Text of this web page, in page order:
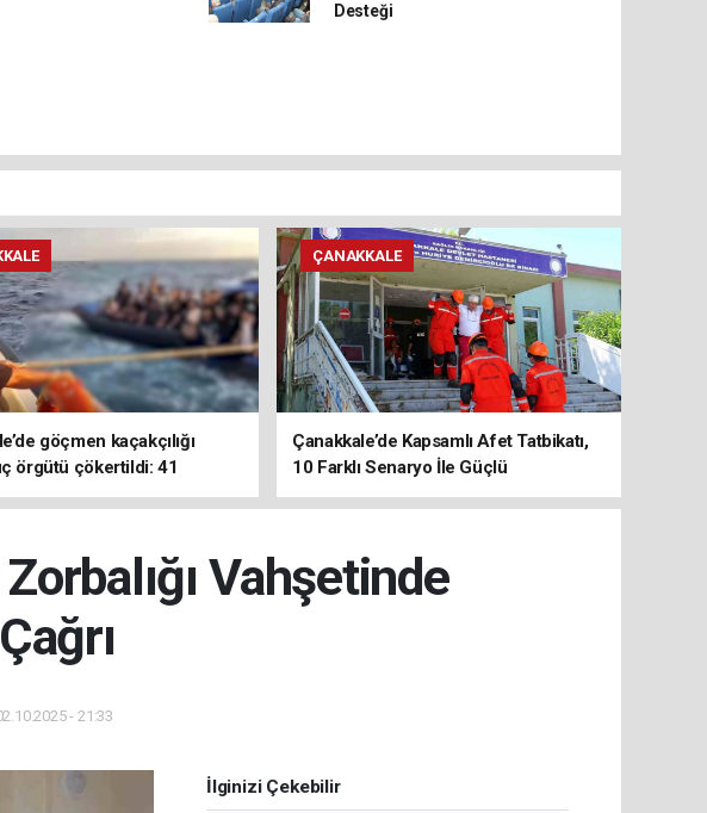
Desteği
göçmen kaçakçılığı
örgütü çökertildi: 41
ÇANAKKALE
Çanakkale’de Kapsamlı Afet Tatbikatı,
10 Farklı Senaryo İle Güçlü
Koordinasyon
Vahşetinde
- 21:33
İlginizi Çekebilir